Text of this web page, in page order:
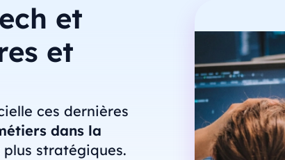
et
et
ces dernières
dans la
stratégiques.